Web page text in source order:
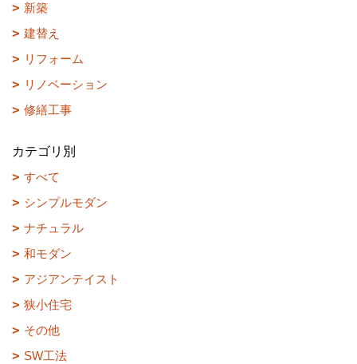
新築
建替え
リフォーム
リノベーション
修繕工事
カテゴリ別
すべて
シンプルモダン
ナチュラル
和モダン
アジアンテイスト
狭小住宅
その他
SW工法